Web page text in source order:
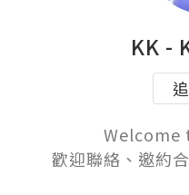
KK -
Welcome
歡迎聯絡、邀約